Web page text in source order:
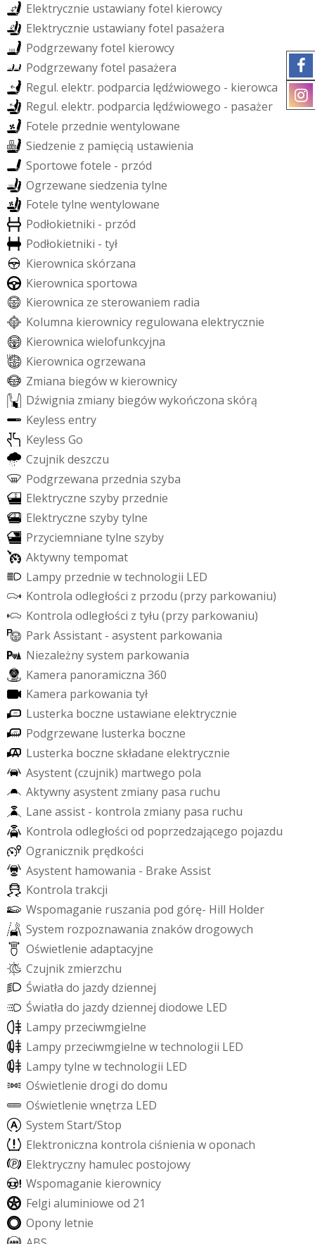
Elektrycznie ustawianyfotel kierowcy
Elektrycznie ustawianyfotel pasażera
Podgrzewanyfotel kierowcy
Podgrzewanyfotel pasażera
Regul. elektr. podparcia lędźwiowego - kierowca
Regul. elektr. podparcia lędźwiowego - pasażer
Fotele przednie wentylowane
Siedzenie z pamięcią ustawienia
Sportowe fotele - przód
Ogrzewane siedzenia tylne
Fotele tylne wentylowane
Podłokietniki - przód
Podłokietniki - tył
Kierownica skórzana
Kierownica sportowa
Kierownica ze sterowaniem radia
Kolumna kierownicy regulowana elektrycznie
Kierownica wielofunkcyjna
Kierownica ogrzewana
Zmiana biegóww kierownicy
Dźwignia zmiany biegówwykończona skórą
Keyless entry
Keyless Go
Czujnikdeszczu
Podgrzewana przednia szyba
Elektryczne szyby przednie
Elektryczne szybytylne
Przyciemniane tylne szyby
Aktywnytempomat
Lampy przednie wtechnologii LED
Kontrola odległości z przodu (przy parkowaniu)
Kontrola odległości z tyłu (przy parkowaniu)
ParkAssistant - asystent parkowania
Niezależnysystem parkowania
Kamera panoramiczna 360
Kamera parkowania tył
Lusterka boczne ustawiane elektrycznie
Podgrzewane lusterka boczne
Lusterka boczne składane elektrycznie
Asystent(czujnik) martwego pola
Aktywnyasystent zmiany pasa ruchu
Lane assist - kontrola zmiany pasa ruchu
Kontrola odległości od poprzedzającego pojazdu
Ogranicznik prędkości
Asystent hamowania - Brake Assist
Kontrola trakcji
Wspomaganie ruszania pod górę- Hill Holder
System rozpoznawania znakówdrogowych
Oświetlenie adaptacyjne
Czujnik zmierzchu
Światła do jazdydziennej
Światła do jazdydziennej diodowe LED
Lampy przeciwmgielne
Lampy przeciwmgielne wtechnologii LED
Lampytylne wtechnologii LED
Oświetlenie drogi do domu
Oświetlenie wnętrza LED
System Start/Stop
Elektroniczna kontrola ciśnienia woponach
Elektryczny hamulec postojowy
Wspomaganie kierownicy
Felgi aluminiowe od 21
Opony letnie